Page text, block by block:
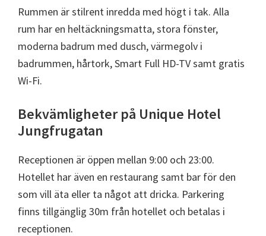
Rummen är stilrent inredda med högt i tak. Alla
rum har en heltäckningsmatta, stora fönster,
moderna badrum med dusch, värmegolv i
badrummen, hårtork, Smart Full HD-TV samt gratis
Wi-Fi.
Bekvämligheter på Unique Hotel
Jungfrugatan
Receptionen är öppen mellan 9:00 och 23:00.
Hotellet har även en restaurang samt bar för den
som vill äta eller ta något att dricka. Parkering
finns tillgänglig 30m från hotellet och betalas i
receptionen.